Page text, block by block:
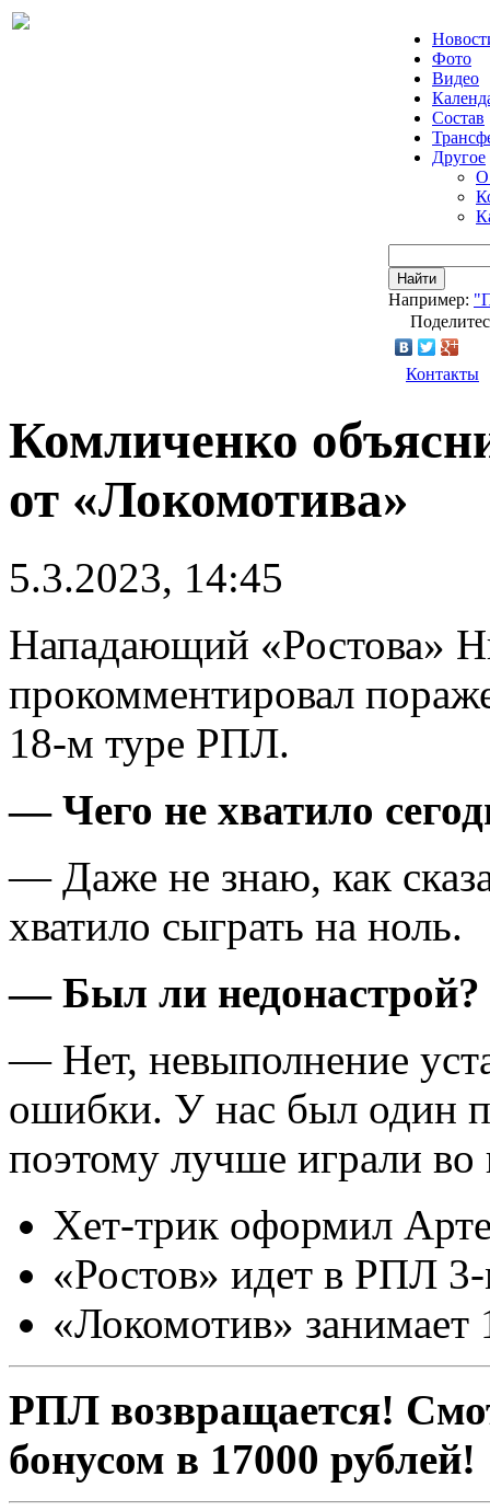
Фото
Видео
Состав
Другое
О
Найти
Например:
Контакты
Комличенко
от «Локомотива»
5.3.2023, 14:45
Нападающий «Ростова»
прокомментировал
18-м туре РПЛ.
— Чего не хватило
— Даже не знаю, как
хватило сыграть на ноль.
— Был ли недонастрой?
— Нет, невыполнение
ошибки. У нас был один
поэтому лучше играли во
Хет-трик оформил
«Ростов» идет в РПЛ
«Локомотив» занимает
РПЛ возвращается!
бонусом в 17000 рублей!